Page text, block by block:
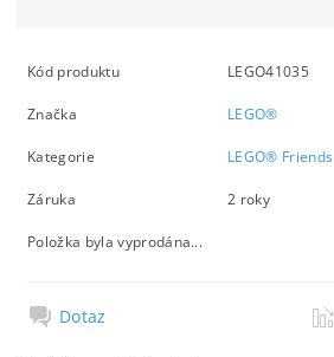
Kód produktu LEGO41035
Značka LEGO®
Kategorie LEGO® Friends
Záruka 2 roky
Položka byla vyprodána...
Dotaz